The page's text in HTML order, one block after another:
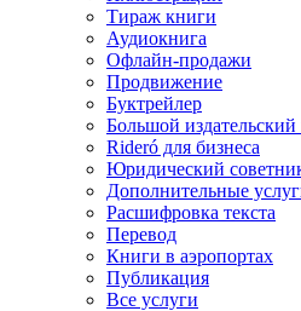
Тираж книги
Аудиокнига
Офлайн-продажи
Продвижение
Буктрейлер
Большой издательский
Rideró для бизнеса
Юридический
Дополнительные
Расшифровка текста
Перевод
Книги в аэропортах
Публикация
Все услуги